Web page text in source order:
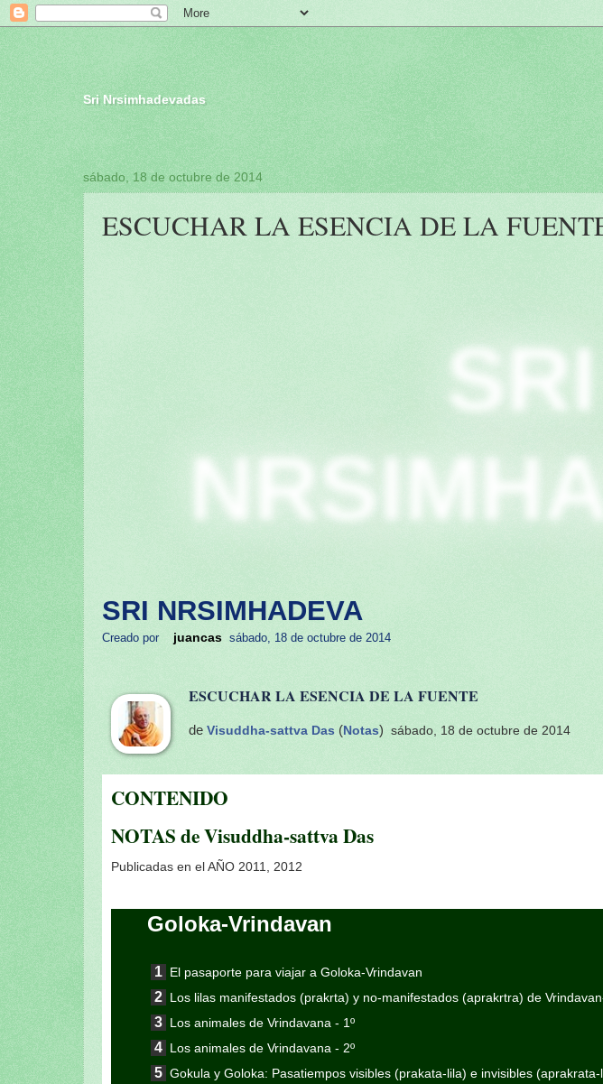
Sri Nrsimhadevadas
sábado, 18 de octubre de 2014
ESCUCHAR LA ESENCIA DE LA
SRI
SRI NRSIMHADEVA
Creado por juancas sábado, 18 de octubre de 2014
ESCUCHAR LA ESENCIA DE LA FUENTE
de Visuddha-sattva Das (Notas) sábado, 18 de octubre de 2014
CONTENIDO
NOTAS de Visuddha-sattva Das
Publicadas en el AÑO 2011, 2012
Goloka-Vrindavan
El pasaporte para viajar a Goloka-Vrindavan
Los lilas manifestados (prakrta) y no-manifestados (aprakrtra) de
Los animales de Vrindavana - 1º
Los animales de Vrindavana - 2º
Gokula y Goloka: Pasatiempos visibles (prakata-lila) e invisibles (aprakrata-